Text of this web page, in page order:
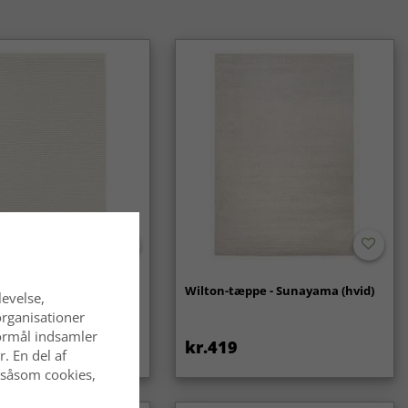
Coastal (creme) Wilton-tæppe - Sunayama (hvid)
kr.419
indsamler
En del af
cookies,